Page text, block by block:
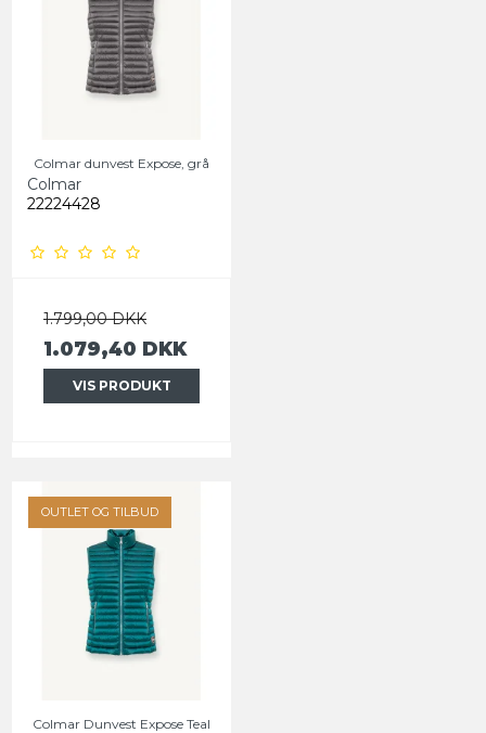
Colmar dunvest Expose, grå
Colmar
22224428
1.799,00 DKK
1.079,40 DKK
VIS PRODUKT
OUTLET OG TILBUD
Colmar Dunvest Expose Teal